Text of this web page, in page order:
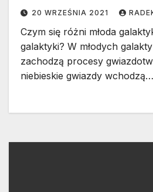
20 WRZEŚNIA 2021
Czym się różni młoda
galaktyki? W młodych
zachodzą procesy
niebieskie gwiazdy wchodzą…